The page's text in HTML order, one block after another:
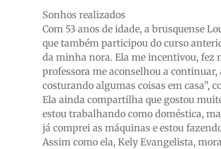
Sonhos realizados
Com 53 anos de idade, a brusquense
que também participou do curso
da minha nora. Ela me incentivou, fez
professora me aconselhou a
costurando algumas coisas em casa”,
Ela ainda compartilha que gostou
estou trabalhando como doméstica,
já comprei as máquinas e estou
Assim como ela, Kely Evangelista,